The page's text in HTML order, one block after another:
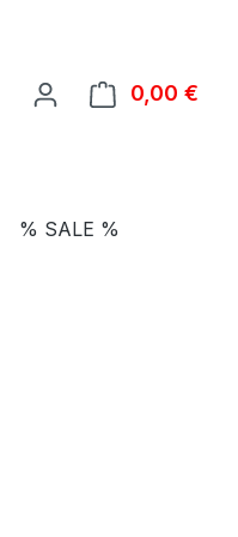
0,00 €
% SALE %